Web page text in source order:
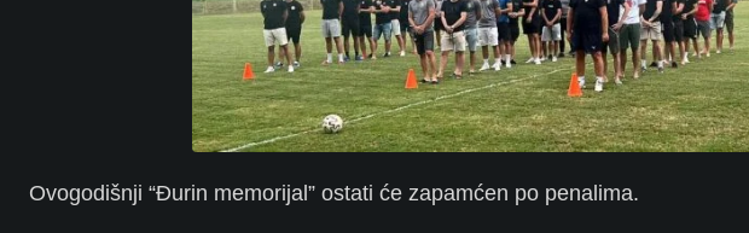
Ovogodišnji “Đurin memorijal” ostati će zapamćen po penalima.